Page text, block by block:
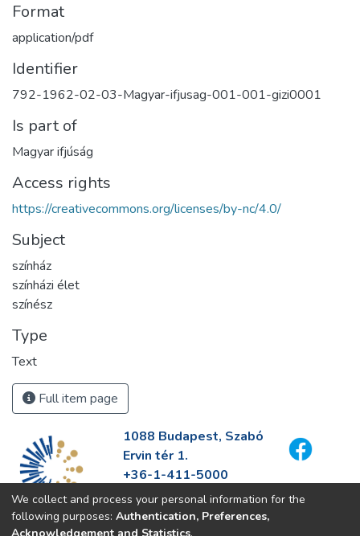
Format
application/pdf
Identifier
792-1962-02-03-Magyar-ifjusag-001-001-gizi0001
Is part of
Magyar ifjúság
Access rights
https://creativecommons.org/licenses/by-nc/4.0/
Subject
színház
színházi élet
színész
Type
Text
Full item page
1088 Budapest, Szabó
Ervin tér 1.
+36-1-411-5000
info@fszek.hu
https://fszek.hu
We collect and process your personal information for the
following purposes: Authentication, Preferences,